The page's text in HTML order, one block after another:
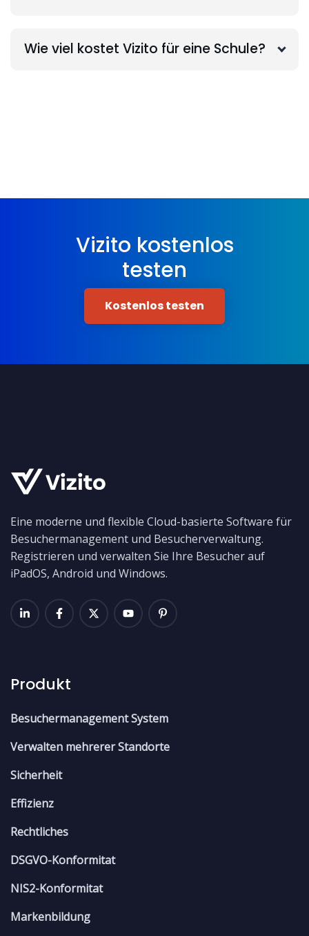
Wie viel kostet Vizito für eine Schule?
Vizito kostenlos
testen
Kostenlos testen
Eine moderne und flexible Cloud-basierte Software für
Besuchermanagement und Besucherverwaltung.
Registrieren und verwalten Sie Ihre Besucher auf
iPadOS, Android und Windows.
Produkt
Besuchermanagement System
Verwalten mehrerer Standorte
Sicherheit
Effizienz
Rechtliches
DSGVO-Konformitat
NIS2-Konformitat
Markenbildung